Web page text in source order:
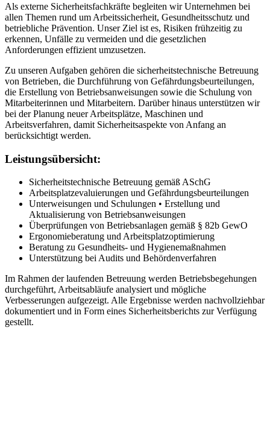
Als externe Sicherheitsfachkräfte begleiten wir Unternehmen bei
allen Themen rund um Arbeitssicherheit, Gesundheitsschutz und
betriebliche Prävention. Unser Ziel ist es, Risiken frühzeitig zu
erkennen, Unfälle zu vermeiden und die gesetzlichen
Anforderungen effizient umzusetzen.
Zu unseren Aufgaben gehören die sicherheitstechnische Betreuung
von Betrieben, die Durchführung von Gefährdungsbeurteilungen,
die Erstellung von Betriebsanweisungen sowie die Schulung von
Mitarbeiterinnen und Mitarbeitern. Darüber hinaus unterstützen wir
bei der Planung neuer Arbeitsplätze, Maschinen und
Arbeitsverfahren, damit Sicherheitsaspekte von Anfang an
berücksichtigt werden.
Leistungsübersicht:
Sicherheitstechnische Betreuung gemäß ASchG
Arbeitsplatzevaluierungen und Gefährdungsbeurteilungen
Unterweisungen und Schulungen • Erstellung und
Aktualisierung von Betriebsanweisungen
Überprüfungen von Betriebsanlagen gemäß § 82b GewO
Ergonomieberatung und Arbeitsplatzoptimierung
Beratung zu Gesundheits- und Hygienemaßnahmen
Unterstützung bei Audits und Behördenverfahren
Im Rahmen der laufenden Betreuung werden Betriebsbegehungen
durchgeführt, Arbeitsabläufe analysiert und mögliche
Verbesserungen aufgezeigt. Alle Ergebnisse werden nachvollziehbar
dokumentiert und in Form eines Sicherheitsberichts zur Verfügung
gestellt.